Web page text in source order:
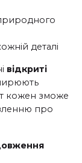
деталі
відкриті
кожен зможе
про